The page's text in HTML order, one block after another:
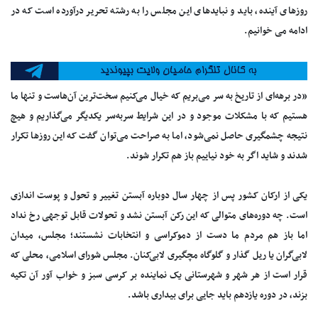
روزهای آینده، باید و نبایدهای این مجلس را به رشته تحریر درآورده است که در
ادامه می خوانیم.
«در برهه‌ای از تاریخ به سر می‌بریم که خیال می‌کنیم سخت‌ترین آن‌هاست و تنها ما
هستیم که با مشکلات موجود و در این شرایط سر‌به‌سر یکدیگر می‌گذاریم و هیچ
نتیجه‌ چشمگیری حاصل نمی‌شود، اما به صراحت می‌توان گفت که این روزها تکرار
شدند و شاید اگر به خود نیاییم باز هم تکرار شوند.
یکی از ارکان کشور پس از چهار سال دوباره آبستن تغییر و تحول و پوست اندازی
است. چه دوره‌های متوالی که این رکن آبستن نشد و تحولات قابل توجهی رخ نداد
اما باز هم مردم ما دست از دموکراسی و انتخابات نشستند؛ مجلس، میدان
لابی‌گران یا ریل گذار و گلوگاه مچگیری لابی‌کنان. مجلس شورای اسلامی، محلی که
قرار است از هر شهر و شهرستانی یک نماینده بر کرسی سبز و خواب آور آن تکیه
بزند، در دوره یازدهم باید جایی برای بیداری باشد.